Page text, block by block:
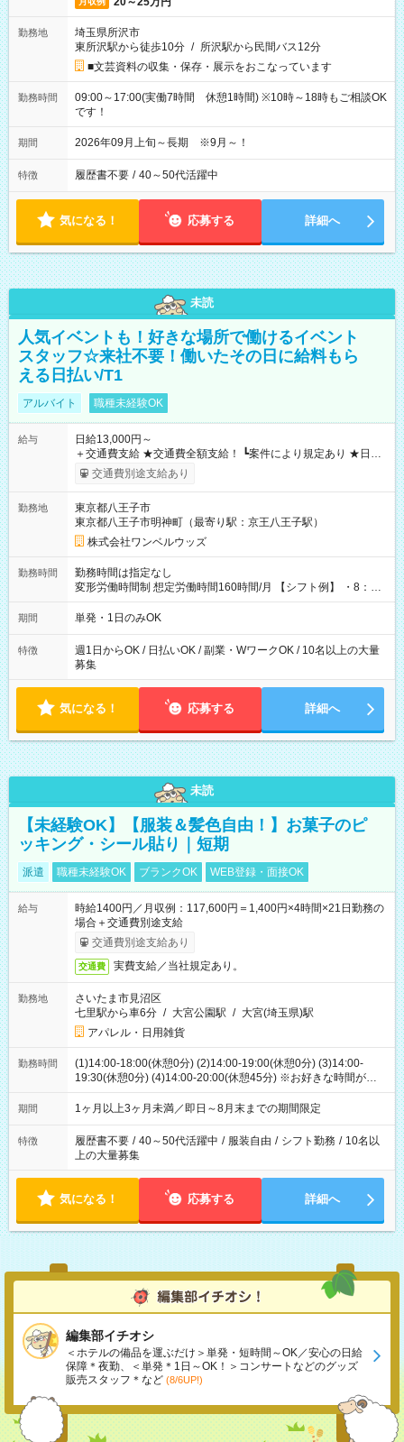
勤務地
埼玉県所沢市
東所沢駅から徒歩10分 / 所沢駅から民間バス12分
■文芸資料の収集・保存・展示をおこなっています
勤務時間
09:00～17:00(実働7時間 休憩1時間) ※10時～18時もご相談OK
です！
期間 2026年09月上旬～長期 ※9月～！
特徴 履歴書不要 / 40～50代活躍中
気になる！ 応募する 詳細へ
未読
人気イベントも！好きな場所で働けるイベント
スタッフ☆来社不要！働いたその日に給料もら
える日払い/T1
アルバイト 職種未経験OK
給与
日給13,000円～
＋交通費支給 ★交通費全額支給！ ┗案件により規定あり ★日払
いOK！（規定あり） ┗働いたその日に現金GET♪ お仕事後はコ
ンビニATMから 日払い分を引き落とせます！ 【試用期間】試
交通費別途支給あり
勤務地
東京都八王子市
東京都八王子市明神町（最寄り駅：京王八王子駅）
株式会社ワンベルウッズ
勤務時間
勤務時間は指定なし
変形労働時間制 想定労働時間160時間/月 【シフト例】 ・8：00
～21：00
期間 単発・1日のみOK
特徴
週1日からOK / 日払いOK / 副業・WワークOK / 10名以上の大量
募集
気になる！ 応募する 詳細へ
未読
【未経験OK】【服装＆髪色自由！】お菓子のピ
ッキング・シール貼り｜短期
派遣 職種未経験OK ブランクOK WEB登録・面接OK
給与
時給1400円／月収例：117,600円＝1,400円×4時間×21日勤務の
場合＋交通費別途支給
交通費別途支給あり
交通費 実費支給／当社規定あり。
勤務地
さいたま市見沼区
七里駅から車6分 / 大宮公園駅 / 大宮(埼玉県)駅
アパレル・日用雑貨
勤務時間
(1)14:00-18:00(休憩0分) (2)14:00-19:00(休憩0分) (3)14:00-
19:30(休憩0分) (4)14:00-20:00(休憩45分) ※お好きな時間が選べ
ます
期間 1ヶ月以上3ヶ月未満／即日～8月末までの期間限定
特徴 履歴書不要 / 40～50代活躍中 / 服装自由 / シフト勤務 / 10名以
上の大量募集
気になる！ 応募する 詳細へ
編集部イチオシ
＜ホテルの備品を運ぶだけ＞単発・短時間～OK／安心の日給
保障＊夜勤、＜単発＊1日～OK！＞コンサートなどのグッズ
販売スタッフ＊など (8/6UP!)